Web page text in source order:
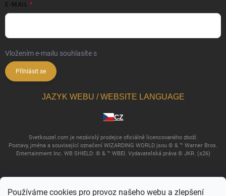
Používáme cookies pro provoz našeho webu a zlepšení
E-MAIL
Vložením e-mailu souhlasíte s
Přihlásit se
JAZYK WEBU / WEBSITE LANGUAGE
CZ
Svetkouzel.com je nezávislý prodejce oficiálně licencovaného zboží.
Postavy, jména a související označení WIZARDING WORLD jsou © & ™ Warner Bros.
Entertainment Inc. WB SHIELD: © & ™ WBEI. Vydavatelská práva © JKR. (s26)